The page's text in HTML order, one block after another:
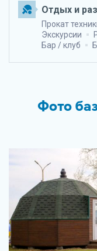
Отдых и
Прокат
Экскурсии
Бар / клуб
Фото